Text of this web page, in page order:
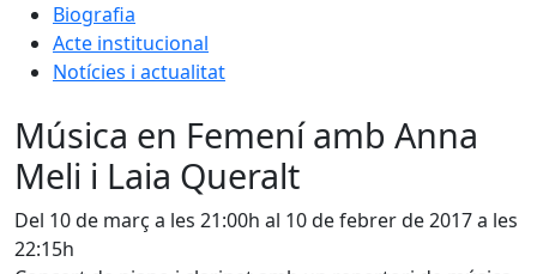
Biografia
Acte institucional
Notícies i actualitat
Música en Femení amb Anna
Meli i Laia Queralt
Del 10 de març a les 21:00h al 10 de febrer de 2017 a les
22:15h